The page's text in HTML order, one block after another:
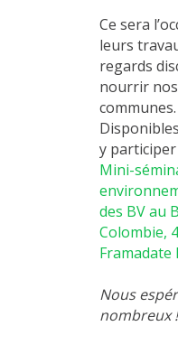
Ce sera
leurs
regards
nourrir
communes.
y participer
Mini-
des BV au
Colombie,
Framadate
Nous
nombreux